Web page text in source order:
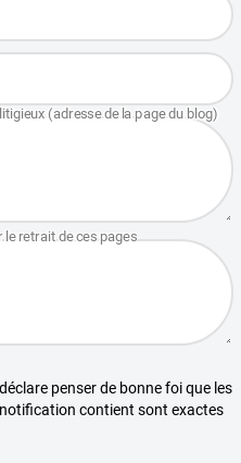
penser de bonne foi que les
contient sont exactes